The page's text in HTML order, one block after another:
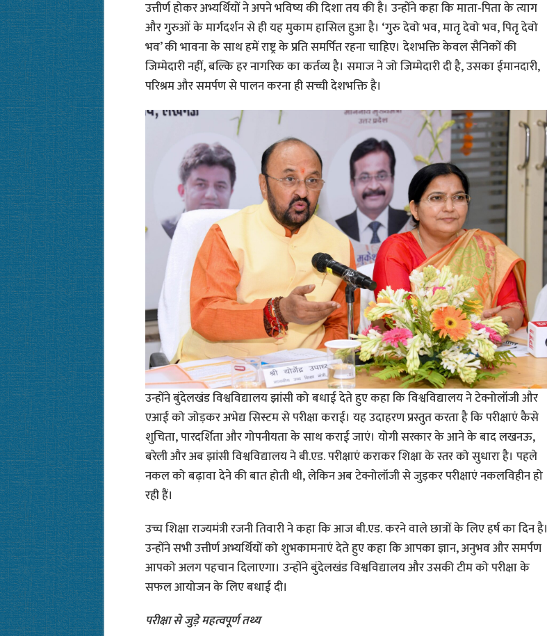
उत्तीर्ण होकर अभ्यर्थियों ने अपने भविष्य की दिशा तय की है। उन्होंने कहा कि माता-पिता के त्याग
और गुरुओं के मार्गदर्शन से ही यह मुकाम हासिल हुआ है। ‘गुरु देवो भव, मातृ देवो भव, पितृ देवो
भव’ की भावना के साथ हमें राष्ट्र के प्रति समर्पित रहना चाहिए। देशभक्ति केवल सैनिकों की
जिम्मेदारी नहीं, बल्कि हर नागरिक का कर्तव्य है। समाज ने जो जिम्मेदारी दी है, उसका ईमानदारी,
परिश्रम और समर्पण से पालन करना ही सच्ची देशभक्ति है।
उन्होंने बुंदेलखंड विश्वविद्यालय झांसी को बधाई देते हुए कहा कि विश्वविद्यालय ने टेक्नोलॉजी और
एआई को जोड़कर अभेद्य सिस्टम से परीक्षा कराई। यह उदाहरण प्रस्तुत करता है कि परीक्षाएं कैसे
शुचिता, पारदर्शिता और गोपनीयता के साथ कराई जाएं। योगी सरकार के आने के बाद लखनऊ,
बरेली और अब झांसी विश्वविद्यालय ने बी.एड. परीक्षाएं कराकर शिक्षा के स्तर को सुधारा है। पहले
नकल को बढ़ावा देने की बात होती थी, लेकिन अब टेक्नोलॉजी से जुड़कर परीक्षाएं नकलविहीन हो
रही हैं।
उच्च शिक्षा राज्यमंत्री रजनी तिवारी ने कहा कि आज बी.एड. करने वाले छात्रों के लिए हर्ष का दिन है।
उन्होंने सभी उत्तीर्ण अभ्यर्थियों को शुभकामनाएं देते हुए कहा कि आपका ज्ञान, अनुभव और समर्पण
आपको अलग पहचान दिलाएगा। उन्होंने बुंदेलखंड विश्वविद्यालय और उसकी टीम को परीक्षा के
सफल आयोजन के लिए बधाई दी।
परीक्षा से जुड़े महत्वपूर्ण तथ्य